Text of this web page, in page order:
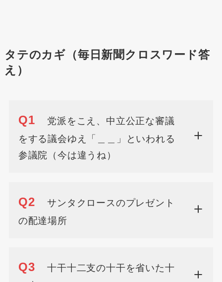
タテのカギ（毎日新聞クロスワード答
え）
Q1
党派をこえ、中立公正な審議
をする議会ゆえ「＿＿」といわれる
参議院（今は違うね）
Q2
サンタクロースのプレゼント
の配達場所
Q3
十干十二支の十干を省いた十